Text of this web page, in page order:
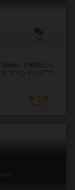
』の怪獣たち
“マインドバグ”で
118
持ってる